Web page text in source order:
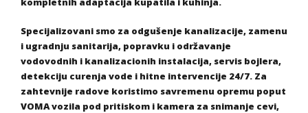
Specijalizovani smo za odgušenje kanalizacije, zamenu
i ugradnju sanitarija, popravku i održavanje
vodovodnih i kanalizacionih instalacija, servis bojlera,
detekciju curenja vode i hitne intervencije 24/7. Za
zahtevnije radove koristimo savremenu opremu poput
VOMA vozila pod pritiskom i kamera za snimanje cevi,